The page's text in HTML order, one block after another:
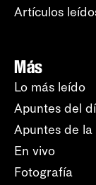
Artículos
Más
Lo más leído
Apuntes del
Apuntes de la
En vivo
Fotografía